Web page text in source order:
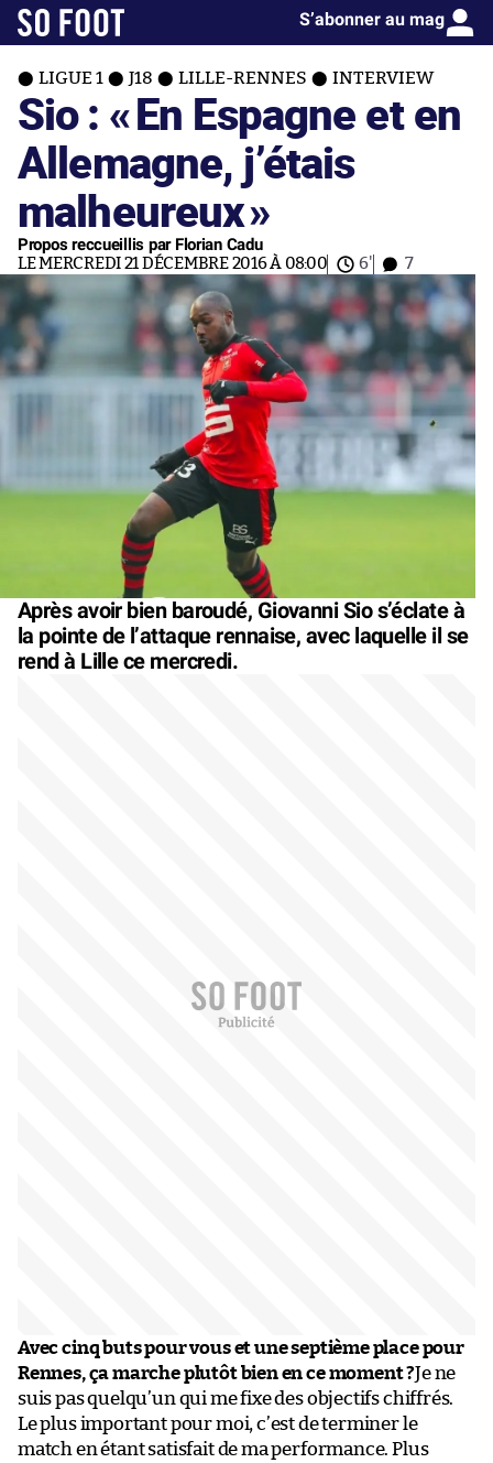
S’abonner au mag
LIGUE 1 J18 LILLE-RENNES INTERVIEW
Sio : «En Espagne et en
Allemagne, j’étais
malheureux»
Propos reccueillis par Florian Cadu
LE MERCREDI 21 DÉCEMBRE 2016 À 08:00 6' 7
Après avoir bien baroudé, Giovanni Sio s’éclate à
la pointe de l’attaque rennaise, avec laquelle il se
rend à Lille ce mercredi.
Avec cinq buts pour vous et une septième place pour
Rennes, ça marche plutôt bien en ce moment ?Je ne
suis pas quelqu’un qui me fixe des objectifs chiffrés.
Le plus important pour moi, c’est de terminer le
match en étant satisfait de ma performance. Plus